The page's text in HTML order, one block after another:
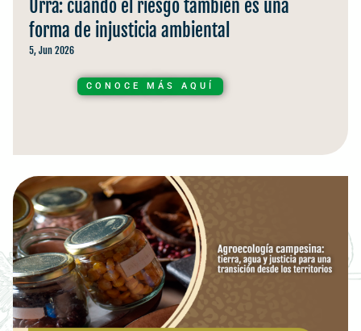
Urrá: cuando el riesgo también es una
forma de injusticia ambiental
5, Jun 2026
CONOCE MÁS AQUÍ